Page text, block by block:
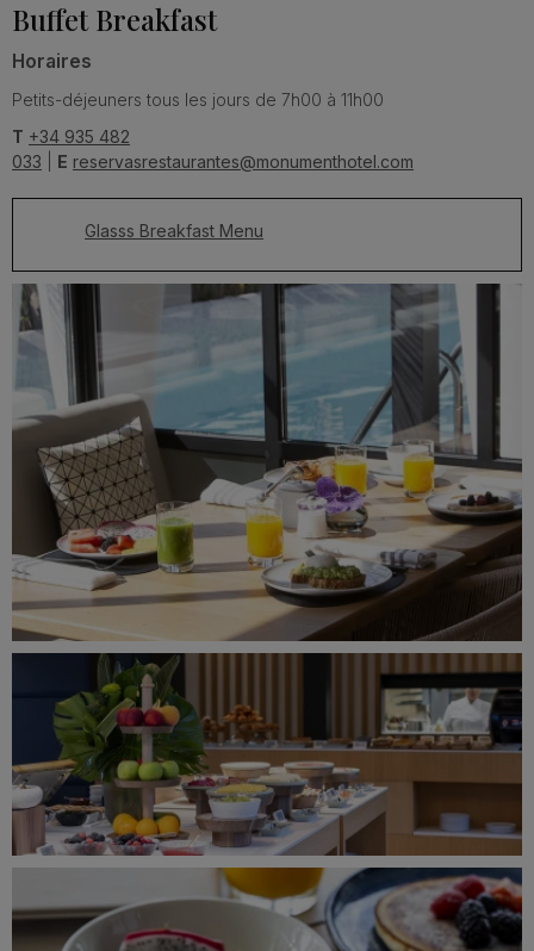
Buffet Breakfast
Horaires
Petits-déjeuners tous les jours de 7h00 à 11h00
T +34 935 482
033
E reservasrestaurantes@monumenthotel.com
Glasss Breakfast Menu